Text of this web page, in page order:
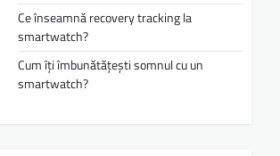
Ce înseamnă recovery tracking la
smartwatch?
Cum îți îmbunătățești somnul cu un
smartwatch?